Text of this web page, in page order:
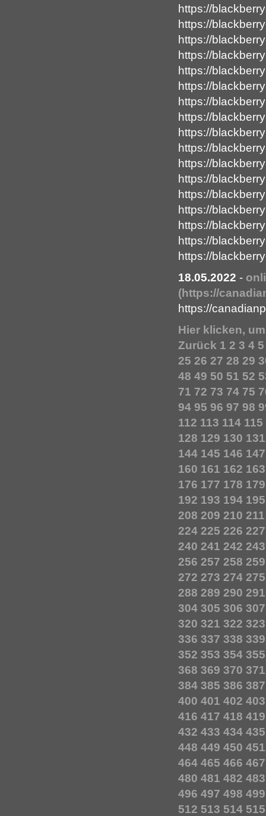
https://
https://
https://
https://
https://
https://
https://
https://
https://
https://
https://
https://
https://
https://
https://
https://
https://
18.05.2022 -
(https://
https://
Hier klicken,
Zurück 1 2 3 4 5
25 26 27 28 29
48 49 50 51 52
71 72 73 74 75
94 95 96 97 98
112 113 114 115
128 129 130 131
144 145 146 147
160 161 162 163
176 177 178 179
192 193 194 195
208 209 210 211
224 225 226 227
240 241 242 243
256 257 258 259
272 273 274 275
288 289 290 291
304 305 306 307
320 321 322 323
336 337 338 339
352 353 354 355
368 369 370 371
384 385 386 387
400 401 402 403
416 417 418 419
432 433 434 435
448 449 450 451
464 465 466 467
480 481 482 483
496 497 498 499
512 513 514 515